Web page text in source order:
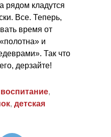
рядом кладутся
Все. Теперь,
время от
и
Так что
дерзайте!
воспитание,
, детская